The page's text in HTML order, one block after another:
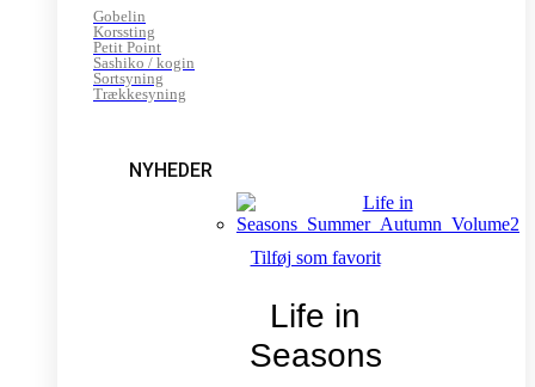
Gobelin
Korssting
Petit Point
Sashiko / kogin
Sortsyning
Trækkesyning
NYHEDER
Tilføj som favorit
Life in
Seasons